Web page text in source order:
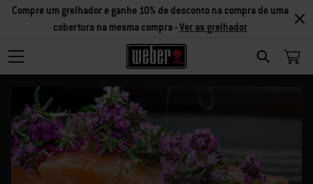
SEARCH
Compre um grelhador e ganhe 10% de desconto na compra de uma
cobertura na mesma compra -Ver as grelhador